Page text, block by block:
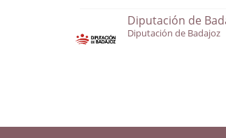
Diputación de
Diputación de Badajoz